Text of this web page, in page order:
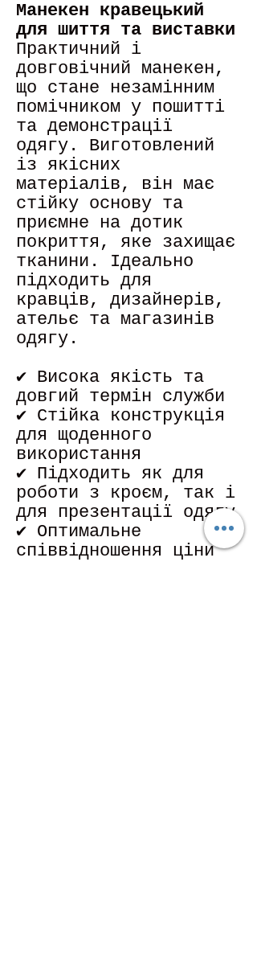
Манекен кравецький
для шиття та виставки
Практичний і
довговічний манекен,
що стане незамінним
помічником у пошитті
та демонстрації
одягу. Виготовлений
із якісних
матеріалів, він має
стійку основу та
приємне на дотик
покриття, яке захищає
тканини. Ідеально
підходить для
кравців, дизайнерів,
ательє та магазинів
одягу.
✔ Висока якість та
довгий термін служби
✔ Стійка конструкція
для щоденного
використання
✔ Підходить як для
роботи з кроєм, так і
для презентації одягу
✔ Оптимальне
співвідношення ціни